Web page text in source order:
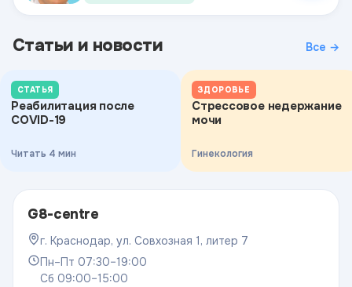
Статьи и новости Все →
СТАТЬЯ
Реабилитация после
COVID-19
Читать 4 мин
ЗДОРОВЬЕ
Стрессовое недержание
мочи
Гинекология
G8-centre
г. Краснодар, ул. Совхозная 1, литер 7
Пн–Пт 07:30–19:00
Сб 09:00–15:00